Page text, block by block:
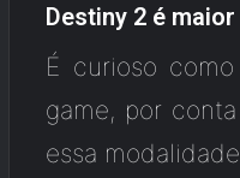
Destiny 2 é
É curioso
game, por
essa